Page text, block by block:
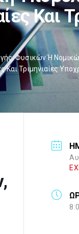
Και
Φυσικών Ή
Τριμηνιαίες